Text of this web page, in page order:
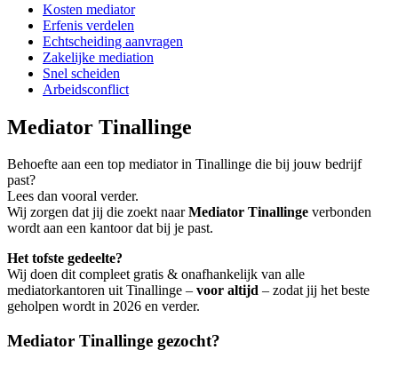
Kosten mediator
Erfenis verdelen
Echtscheiding aanvragen
Zakelijke mediation
Snel scheiden
Arbeidsconflict
Mediator Tinallinge
Behoefte aan een top mediator in Tinallinge die bij jouw bedrijf
past?
Lees dan vooral verder.
Wij zorgen dat jij die zoekt naarMediator Tinallinge verbonden
wordt aan een kantoor dat bij je past.
Het tofste gedeelte?
Wij doen dit compleet gratis & onafhankelijk van alle
mediatorkantoren uit Tinallinge – voor altijd – zodat jij het beste
geholpen wordt in 2026 en verder.
Mediator Tinallinge gezocht?